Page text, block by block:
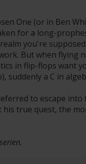
One (or in Ben
for a long-
you're
But when flying
in flip-flops want
suddenly a C in
to escape
true quest, the